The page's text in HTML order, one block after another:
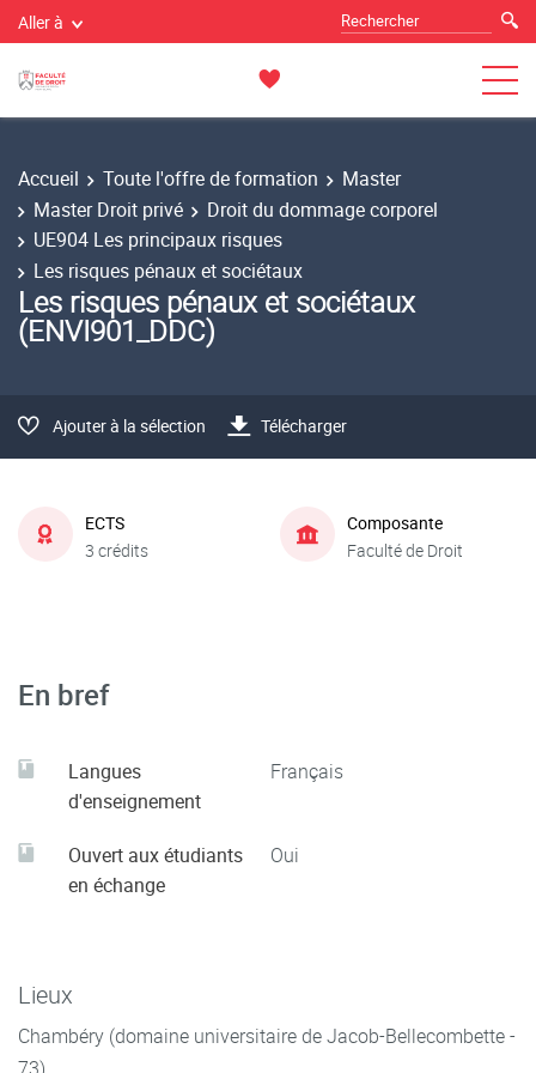
Aller à
Accueil Toute l'offre de formation
Master
Master Droit privé
Droit du dommage corporel
UE904 Les principaux risques
Les risques pénaux et sociétaux
Les risques pénaux et sociétaux
(ENVI901_DDC)
Ajouter à la sélection Télécharger
ECTS
3 crédits
Composante
Faculté de Droit
En bref
Langues
d'enseignement
Français
Ouvert aux étudiants
en échange
Oui
Lieux
Chambéry (domaine universitaire de Jacob-Bellecombette -